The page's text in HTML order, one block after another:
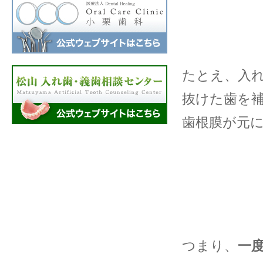
たとえ、入
抜けた歯を
歯根膜が元
つまり、 一